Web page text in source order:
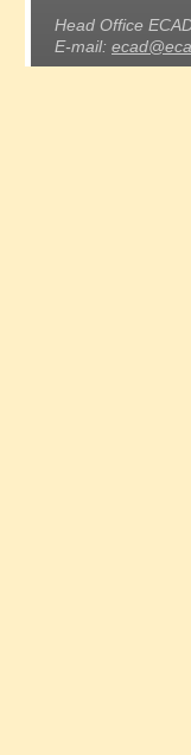
Head Office
E-mail: